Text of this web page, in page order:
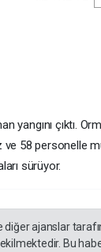
yangını çıktı.
ve 58 personelle
sürüyor.
diğer ajanslar
Bu